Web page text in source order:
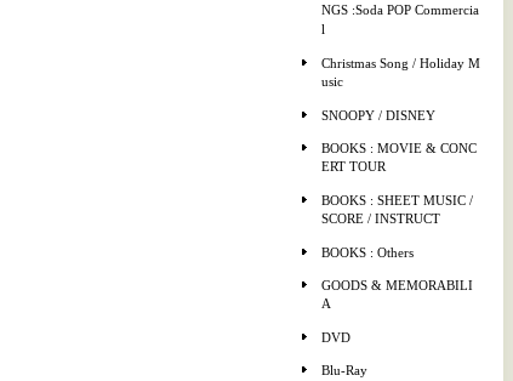
NGS :Soda POP Commercia
l
Christmas Song / Holiday M
usic
SNOOPY / DISNEY
BOOKS : MOVIE & CONC
ERT TOUR
BOOKS : SHEET MUSIC /
SCORE / INSTRUCT
BOOKS : Others
GOODS & MEMORABILI
A
DVD
Blu-Ray